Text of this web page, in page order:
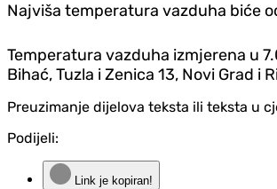
Najviša temperatura vazduha biće
Temperatura vazduha izmjerena u
Bihać, Tuzla i Zenica 13, Novi Grad i
Preuzimanje dijelova teksta ili teksta u
Podijeli:
Link je kopiran!